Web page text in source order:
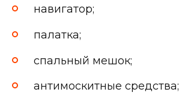
навигатор;
палатка;
спальный мешок;
антимоскитные средства;